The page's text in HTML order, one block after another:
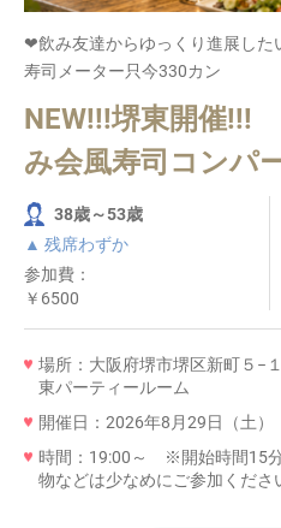
❤飲み友達からゆっくり進展し
寿司メーター只今330カン
NEW!!!堺東開催
み会風寿司コンパ
38歳～53歳
▲ 残席わずか
参加費：
￥6500
場所：大阪府堺市堺区新町５−
東パーティールーム
開催日：2026年8月29日（土）
時間：19:00～ ※開始時間15
物などは少なめにご参加くださ